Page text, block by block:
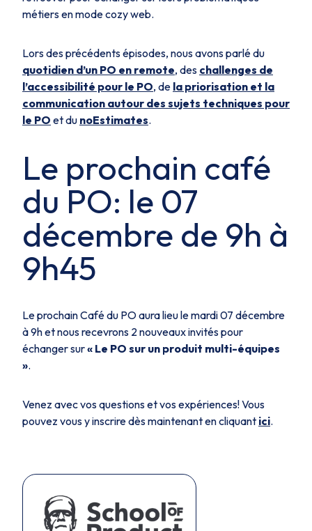
métiers en mode cozy web.
Lors des précédents épisodes, nous avons parlé du
quotidien d’un PO en remote, des challenges de
l’accessibilité pour le PO, de la priorisation et la
communication autour des sujets techniques pour
le PO et du noEstimates.
Le prochain café
du PO: le 07
décembre de 9h à
9h45
Le prochain Café du PO aura lieu le mardi 07 décembre
à 9h et nous recevrons 2 nouveaux invités pour
échanger sur« Le PO sur un produit multi-équipes
».
Venez avec vos questions et vos expériences! Vous
pouvez vous y inscrire dès maintenant en cliquant ici.